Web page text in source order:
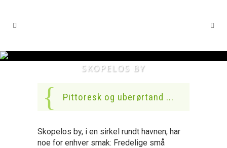
SKOPELOS BY
Pittoresk og uberørtand ...
Skopelos by, i en sirkel rundt havnen, har
noe for enhver smak: Fredelige små